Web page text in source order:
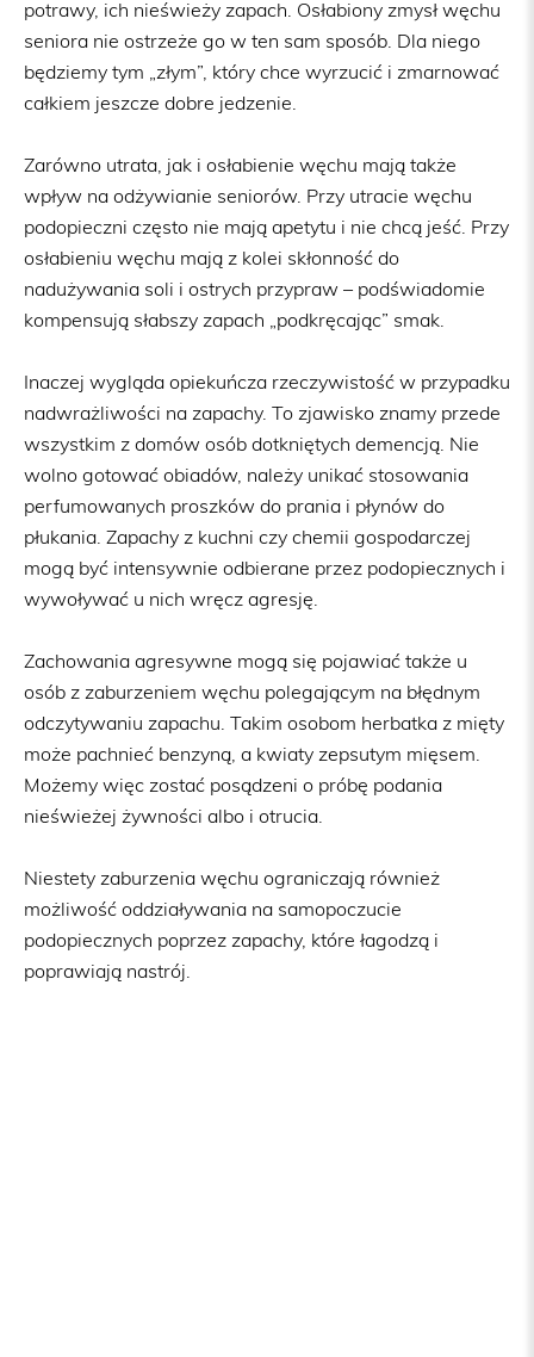
potrawy, ich nieświeży zapach. Osłabiony zmysł węchu
seniora nie ostrzeże go w ten sam sposób. Dla niego
będziemy tym „złym”, który chce wyrzucić i zmarnować
całkiem jeszcze dobre jedzenie.
Zarówno utrata, jak i osłabienie węchu mają także
wpływ na odżywianie seniorów. Przy utracie węchu
podopieczni często nie mają apetytu i nie chcą jeść. Przy
osłabieniu węchu mają z kolei skłonność do
nadużywania soli i ostrych przypraw – podświadomie
kompensują słabszy zapach „podkręcając” smak.
Inaczej wygląda opiekuńcza rzeczywistość w przypadku
nadwrażliwości na zapachy. To zjawisko znamy przede
wszystkim z domów osób dotkniętych demencją. Nie
wolno gotować obiadów, należy unikać stosowania
perfumowanych proszków do prania i płynów do
płukania. Zapachy z kuchni czy chemii gospodarczej
mogą być intensywnie odbierane przez podopiecznych i
wywoływać u nich wręcz agresję.
Zachowania agresywne mogą się pojawiać także u
osób z zaburzeniem węchu polegającym na błędnym
odczytywaniu zapachu. Takim osobom herbatka z mięty
może pachnieć benzyną, a kwiaty zepsutym mięsem.
Możemy więc zostać posądzeni o próbę podania
nieświeżej żywności albo i otrucia.
Niestety zaburzenia węchu ograniczają również
możliwość oddziaływania na samopoczucie
podopiecznych poprzez zapachy, które łagodzą i
poprawiają nastrój.